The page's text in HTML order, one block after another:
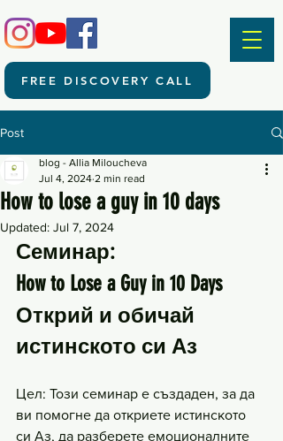
FREE DISCOVERY CALL
Post
How to lose a guy in 10 days
blog - Allia Miloucheva
Jul 4, 2024 2 min read
Updated: Jul 7, 2024
Семинар:
How to Lose a Guy in 10 Days
Открий и обичай
истинското си Аз
Цел: Този семинар е създаден, за да
ви помогне да откриете истинското
си Аз, да разберете емоционалните